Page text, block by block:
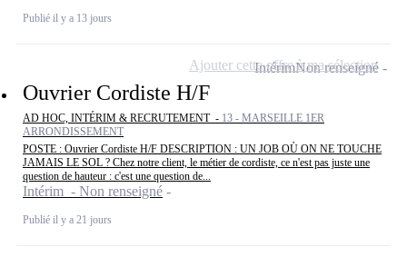
Publié il y a 13 jours
Ouvrier Cordiste H/F
AD HOC, INTÉRIM & RECRUTEMENT - 13 - MARSEILLE 1ER
ARRONDISSEMENT
POSTE : Ouvrier Cordiste H/F DESCRIPTION : UN JOB OÙ ON NE TOUCHE
JAMAIS LE SOL ? Chez notre client, le métier de cordiste, ce n'est pas juste une
question de hauteur : c'est une question de...
Intérim - Non renseigné
Publié il y a 21 jours
IntérimNon renseigné
Ajouter cette offre à ma sélection